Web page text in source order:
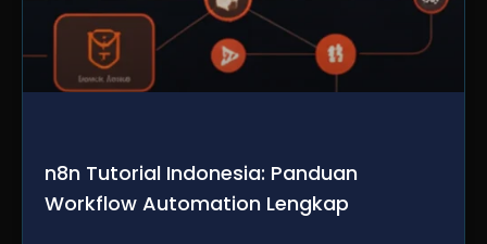
n8n Tutorial Indonesia: Panduan
Workflow Automation Lengkap